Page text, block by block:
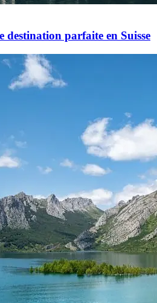
destination parfaite en Suisse